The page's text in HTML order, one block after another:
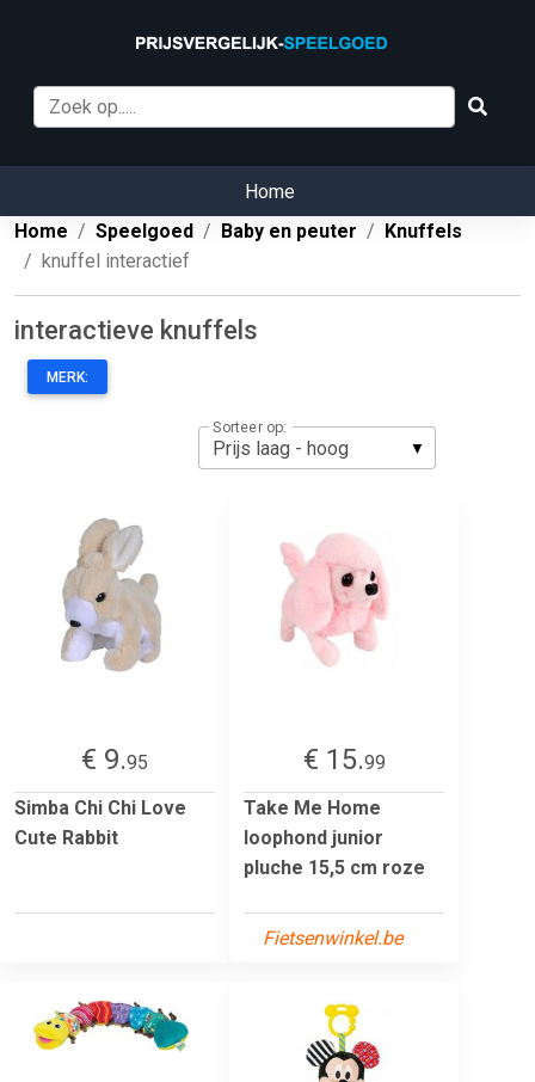
Home
Home
Speelgoed Baby en peuter
Knuffels
knuffel interactief
interactieve knuffels
MERK:
Sorteer op:
€ 9.95
Simba Chi Chi Love
Cute Rabbit
€ 15.99
Take Me Home
loophond junior
pluche 15,5 cm roze
Fietsenwinkel.be